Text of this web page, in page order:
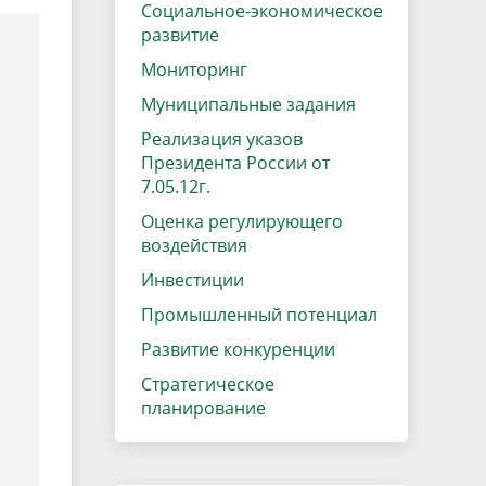
Городская среда
Поддержка малого и среднего
предпринимательства
Социальное-экономическое
развитие
Мониторинг
Муниципальные задания
Реализация указов
Президента России от
7.05.12г.
Оценка регулирующего
воздействия
Инвестиции
Промышленный потенциал
Развитие конкуренции
Стратегическое
планирование